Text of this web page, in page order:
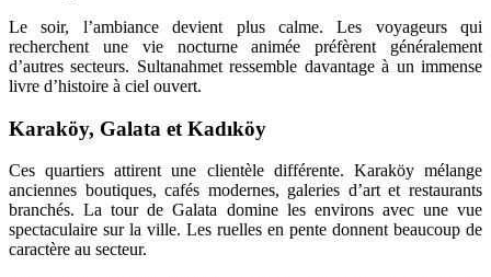
Le soir, l’ambiance devient plus calme. Les voyageurs qui
recherchent une vie nocturne animée préfèrent généralement
d’autres secteurs. Sultanahmet ressemble davantage à un immense
livre d’histoire à ciel ouvert.
Karaköy, Galata et Kadıköy
Ces quartiers attirent une clientèle différente. Karaköy mélange
anciennes boutiques, cafés modernes, galeries d’art et restaurants
branchés. La tour de Galata domine les environs avec une vue
spectaculaire sur la ville. Les ruelles en pente donnent beaucoup de
caractère au secteur.